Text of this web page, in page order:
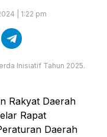
| 1:22 pm
Inisiatif Tahun 2025.
Rakyat Daerah
Rapat
Daerah